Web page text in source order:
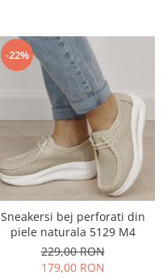
-22%
Sneakersi bej perforati din
piele naturala 5129 M4
229,00 RON
179,00 RON